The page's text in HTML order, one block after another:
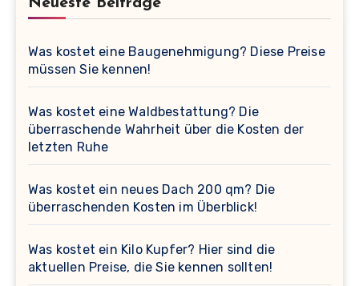
Neueste Beiträge
Was kostet eine Baugenehmigung? Diese Preise
müssen Sie kennen!
Was kostet eine Waldbestattung? Die
überraschende Wahrheit über die Kosten der
letzten Ruhe
Was kostet ein neues Dach 200 qm? Die
überraschenden Kosten im Überblick!
Was kostet ein Kilo Kupfer? Hier sind die
aktuellen Preise, die Sie kennen sollten!